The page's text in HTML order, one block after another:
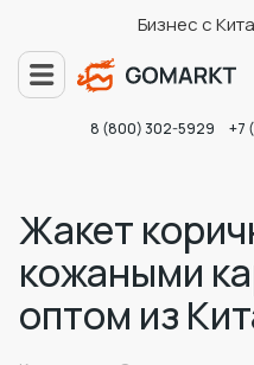
Бизнес с
8 (800) 302-5929 +7
Жакет
кожаными
оптом из